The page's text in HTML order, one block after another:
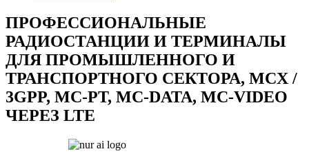
ПРОФЕССИОНАЛЬНЫЕ
РАДИОСТАНЦИИ И ТЕРМИНАЛЫ
ДЛЯ ПРОМЫШЛЕННОГО И
ТРАНСПОРТНОГО СЕКТОРА, MCX /
3GPP, MC-PT, MC-DATA, MC-VIDEO
ЧЕРЕЗ LTE